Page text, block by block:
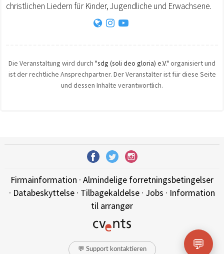
christlichen Liedern für Kinder, Jugendliche und Erwachsene.
Die Veranstaltung wird durch "sdg (soli deo gloria) e.V." organisiert und
ist der rechtliche Ansprechpartner. Der Veranstalter ist für diese Seite
und dessen Inhalte verantwortlich.
Firmainformation · Almindelige forretningsbetingelser
· Databeskyttelse · Tilbagekaldelse · Jobs · Information
til arrangør
💬 Support kontaktieren 💬